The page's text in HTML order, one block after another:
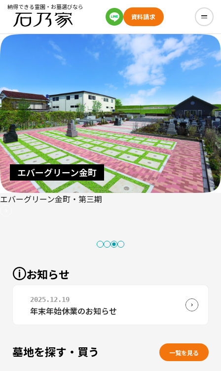
納得できる霊園・お墓選びなら
資料請求
エバーグリーン金町
エバーグリーン金町・第三期
お知らせ
2025.12.19
年末年始休業のお知らせ
墓地を探す・買う 一覧を見る